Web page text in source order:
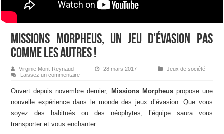
Missions Morpheus, un jeu d’évasion pas
comme les autres !
Virginie Mont-Reynaud 28 mars 2017
Jeux de société
Laissez un commentaire
Ouvert depuis novembre dernier, Missions Morpheus propose une
nouvelle expérience dans le monde des jeux d’évasion. Que vous
soyez des habitués ou des néophytes, l’équipe saura vous
transporter et vous enchanter.